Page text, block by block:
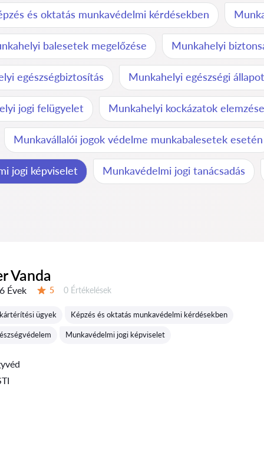
és oktatás munkavédelmi kérdésekben
balesetek megelőzése Munkahelyi
egészségbiztosítás Munkahelyi egészségi
jogi felügyelet Munkahelyi kockázatok elemzése
Munkavállalói jogok védelme munkabalesetek esetén
jogi képviselet Munkavédelmi jogi tanácsadás
Vanda
Évek 5 Értékelések:
0 Értékelések
ügyek Képzés és oktatás munkavédelmi kérdésekben
Munkavédelmi jogi képviselet